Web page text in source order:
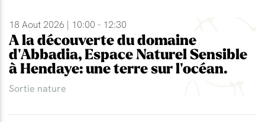
18 Aout 2026 | 10:00 - 12:30
A la découverte du domaine
d'Abbadia, Espace Naturel Sensible
à Hendaye: une terre sur l'océan.
Sortie nature